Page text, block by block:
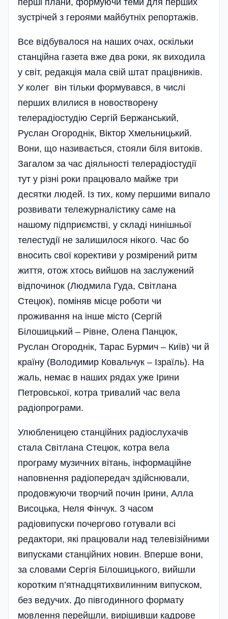
зустрічей з героями майбутніх репортажів.
Все відбувалося на наших очах, оскільки
станційна газета вже два роки, як виходила
у світ, редакція мала свій штат працівників.
У колег він тільки формувався, в числі
перших влилися в новостворену
телерадіостудію Сергій Бержанський,
Руслан Огороднік, Віктор Хмельницький.
Вони, що називається, стояли біля витоків.
Загалом за час ді­яль­ності телерадіостудії
тут у різні роки працювало майже три
десятки людей. Із тих, кому першими випало
розвивати тележурналістику саме на
нашому підприємстві, у складі нинішньої
телестудії не залишилося нікого. Час бо
вносить свої корективи у розмірений ритм
життя, отож хтось вийшов на заслужений
відпочинок (Людмила Гуда, Світлана
Стецюк), поміняв місце роботи чи
проживання на інше місто (Сергій
Білошицький – Рівне, Олена Панцюк,
Руслан Огороднік, Тарас Бурмич – Київ) чи й
країну (Володимир Ковальчук – Ізраїль). На
жаль, немає в наших рядах уже Ірини
Петровської, котра тривалий час вела
радіопрограми.
Улюбленицею станц­і­йних радіо­слухачів
стала Світлана Стецюк, котра вела
програму музичних вітань, інформаційне
наповнення радіопередач здій­снювали,
продовжуючи творчий почин Ірини, Алла
Висоцька, Неля Фінчук. З часом
радіовипуски почергово готували всі
редактори, які працювали над теле­візій­ними
випусками станці­йних новин. Впе­рше вони,
за словами Сер­гія Білошицького, вийшли
коротким п’ятнадцяти­хви­линним випуском,
без ведучих. До півгодинного формату
мовлення перейшли, вирі­шивши кадрове